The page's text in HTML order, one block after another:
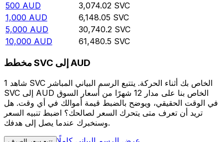
500 AUD 3,074.02 SVC
1,000 AUD 6,148.05 SVC
5,000 AUD 30,740.2 SVC
10,000 AUD 61,480.5 SVC
مخطط SVC إلى AUD
شاهد 1 SVC الخاص بك أثناء الحركة. يتتبع الرسم البياني المباشر
SVC إلى AUD الخاص بنا على مدار 12 شهرًا من أسعار السوق
في الوقت الحقيقي، ويوضح بالضبط قيمة أموالك في أي وقت. هل
تريد أن تعرف متى يتحرك السعر لصالحك؟ اضبط تنبيه السعر
وسنخبرك عندما يصل إلى هدفك.